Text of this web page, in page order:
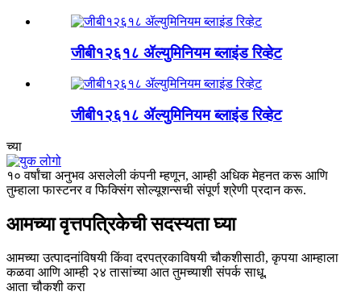
जीबी१२६१८ ॲल्युमिनियम ब्लाइंड रिव्हेट
जीबी१२६१८ ॲल्युमिनियम ब्लाइंड रिव्हेट
च्या
१० वर्षांचा अनुभव असलेली कंपनी म्हणून, आम्ही अधिक मेहनत करू आणि
तुम्हाला फास्टनर व फिक्सिंग सोल्यूशन्सची संपूर्ण श्रेणी प्रदान करू.
आमच्या वृत्तपत्रिकेची सदस्यता घ्या
आमच्या उत्पादनांविषयी किंवा दरपत्रकाविषयी चौकशीसाठी, कृपया आम्हाला
कळवा आणि आम्ही २४ तासांच्या आत तुमच्याशी संपर्क साधू.
आता चौकशी करा